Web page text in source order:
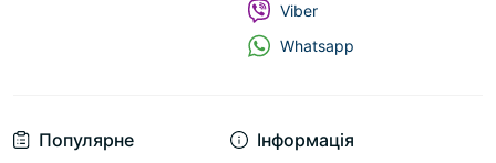
Популярне Інформація
Viber
Whatsapp